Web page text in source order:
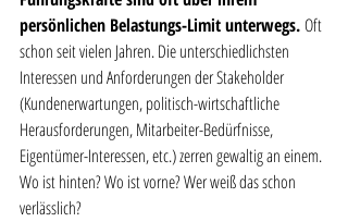
persönlichen Belastungs-Limit unterwegs. Oft
schon seit vielen Jahren. Die unterschiedlichsten
Interessen und Anforderungen der Stakeholder
(Kundenerwartungen, politisch-wirtschaftliche
Herausforderungen, Mitarbeiter-Bedürfnisse,
Eigentümer-Interessen, etc.) zerren gewaltig an einem.
Wo ist hinten? Wo ist vorne? Wer weiß das schon
verlässlich?